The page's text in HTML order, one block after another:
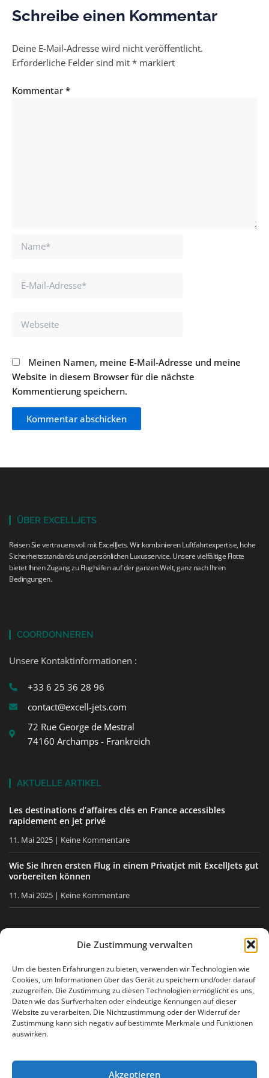
Die Zustimmung verwalten
Um die besten Erfahrungen zu bieten, verwenden wir Technologien wie
Cookies, um Informationen über das Gerät zu speichern und/oder darauf
zuzugreifen. Die Zustimmung zu diesen Technologien ermöglicht es uns,
Daten wie das Surfverhalten oder eindeutige Kennungen auf dieser
Website zu verarbeiten. Die Nichtzustimmung oder der Widerruf der
Zustimmung kann sich negativ auf bestimmte Merkmale und Funktionen
auswirken.
Akzeptieren
Schreibe einen Kommentar
Deine E-Mail-Adresse wird nicht veröffentlicht.
Erforderliche Felder sind mit * markiert
Kommentar *
Name*
Webseite
Meinen Namen, meine E-Mail-Adresse und meine
Website in diesem Browser für die nächste
Kommentierung speichern.
ÜBER EXCELLJETS
Reisen Sie vertrauensvoll mit ExcellJets. Wir kombinieren Luftfahrtexpertise, hohe
Sicherheitsstandards und persönlichen Luxusservice. Unsere vielfältige Flotte
bietet Ihnen Zugang zu Flughäfen auf der ganzen Welt, ganz nach Ihren
Bedingungen.
COORDONNEREN
Unsere Kontaktinformationen :
+33 6 25 36 28 96
contact@excell-jets.com
72 Rue George de Mestral
74160 Archamps - Frankreich
AKTUELLE ARTIKEL
Les destinations d’affaires clés en France accessibles
rapidement en jet privé
11. Mai 2025 Keine Kommentare
Wie Sie Ihren ersten Flug in einem Privatjet mit ExcellJets gut
vorbereiten können
11. Mai 2025 Keine Kommentare
BLEIBEN SIE INFORMIERT
Erhalten Sie unsere Tipps, unsere Neuigkeiten direkt in Ihre
E-Mail-Box.
Ich stimme der Datenschutzerklärung